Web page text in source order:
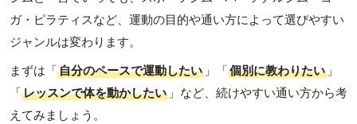
ガ・ピラティスなど、運動の目的や通い方によって選びやすい
ジャンルは変わります。
まずは「自分のペースで運動したい 」「個別に教わりたい 」
「レッスンで体を動かしたい 」など、続けやすい通い方から考
えてみましょう。